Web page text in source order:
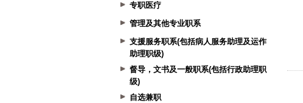
专职医疗
管理及其他专业职系
支援服务职系(包括病人服务助理及运作
助理职级)
督导，文书及一般职系(包括行政助理职
级)
自选兼职